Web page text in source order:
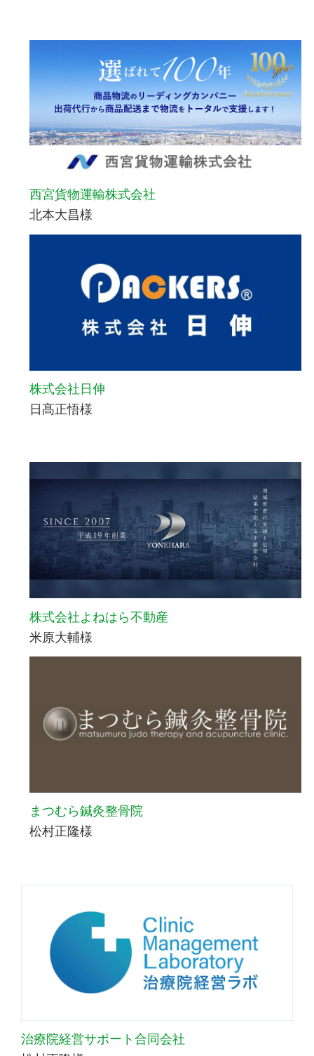
西宮貨物運輸株式会社
北本大昌様
株式会社日伸
日髙正悟様
株式会社よねはら不動産
米原大輔様
まつむら鍼灸整骨院
松村正隆様
治療院経営サポート合同会社